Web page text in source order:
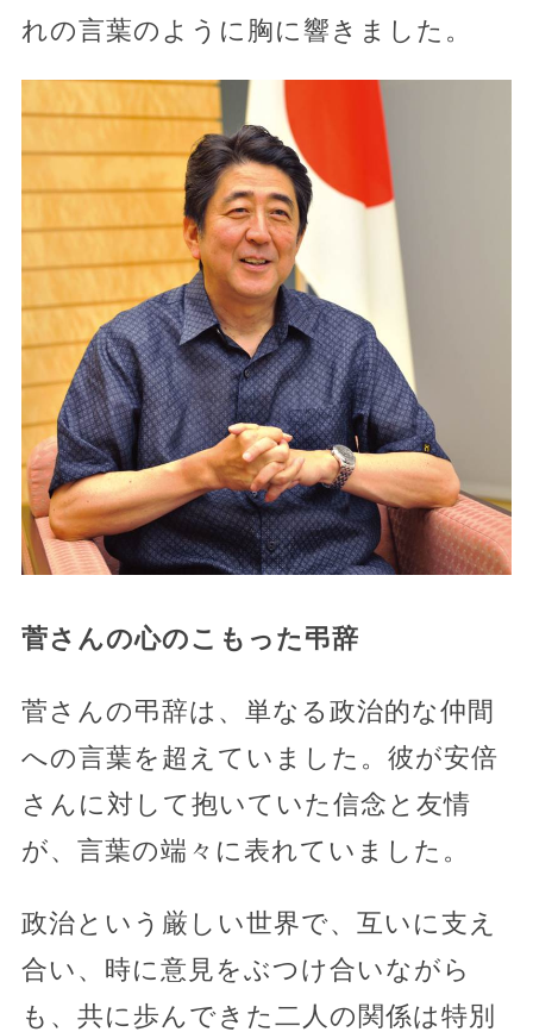
れの言葉のように胸に響きました。
菅さんの心のこもった弔辞
菅さんの弔辞は、単なる政治的な仲間
への言葉を超えていました。彼が安倍
さんに対して抱いていた信念と友情
が、言葉の端々に表れていました。
政治という厳しい世界で、互いに支え
合い、時に意見をぶつけ合いながら
も、共に歩んできた二人の関係は特別